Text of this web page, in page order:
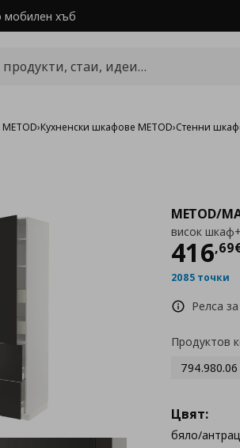
мобилен хъб
METOD›Кухненски шкафове METOD›Стенни
METOD/
висок
416,69
2085 точки
Релса
Продуктов
794.980.06
Цвят:
бяло/